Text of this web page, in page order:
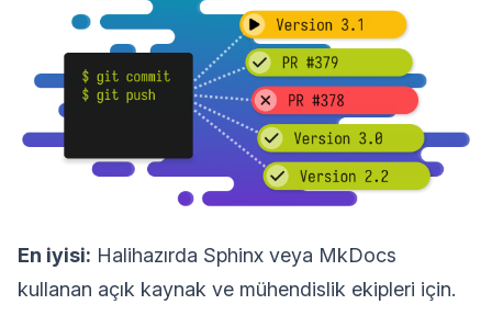
En iyisi: Halihazırda Sphinx veya MkDocs
kullanan açık kaynak ve mühendislik ekipleri için.